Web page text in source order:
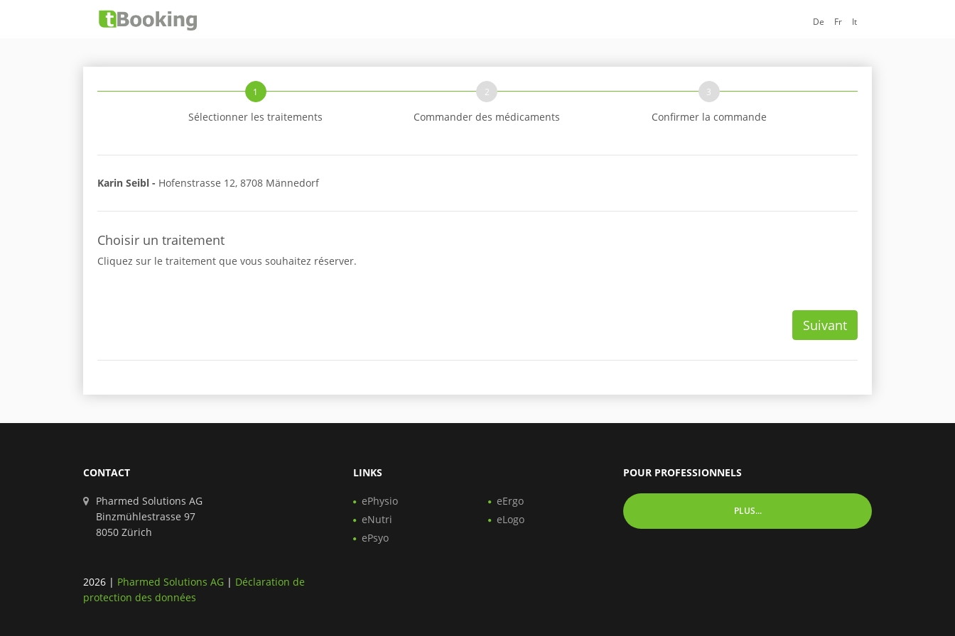
De Fr It
1
Sélectionner les traitements
2
Commander des médicaments
3
Confirmer la commande
Karin Seibl - Hofenstrasse 12, 8708 Männedorf
Choisir un traitement
Cliquez sur le traitement que vous souhaitez réserver.
Suivant
CONTACT
Pharmed Solutions AG
Binzmühlestrasse 97
8050 Zürich
LINKS
ePhysio
eNutri
ePsyo
eErgo
eLogo
POUR PROFESSIONNELS
PLUS...
2026 | Pharmed Solutions AG | Déclaration de
protection des données